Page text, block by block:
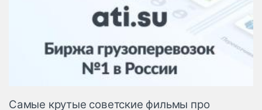
Самые крутые советские фильмы про